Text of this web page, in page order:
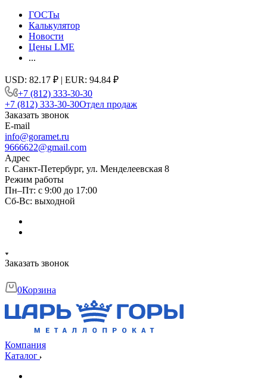
ГОСТы
Калькулятор
Новости
Цены LME
...
USD: 82.17 ₽ | EUR: 94.84 ₽
+7 (812) 333-30-30
+7 (812) 333-30-30Отдел продаж
Заказать звонок
E-mail
info@goramet.ru
9666622@gmail.com
Адрес
г. Санкт-Петербург, ул. Менделеевская 8
Режим работы
Пн–Пт: с 9:00 до 17:00
Сб-Вс: выходной
Заказать звонок
0Корзина
Компания
Каталог